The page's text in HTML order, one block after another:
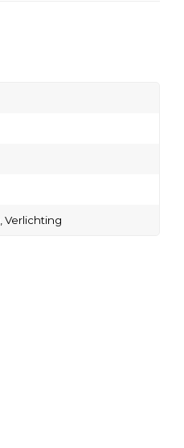
Verlichting